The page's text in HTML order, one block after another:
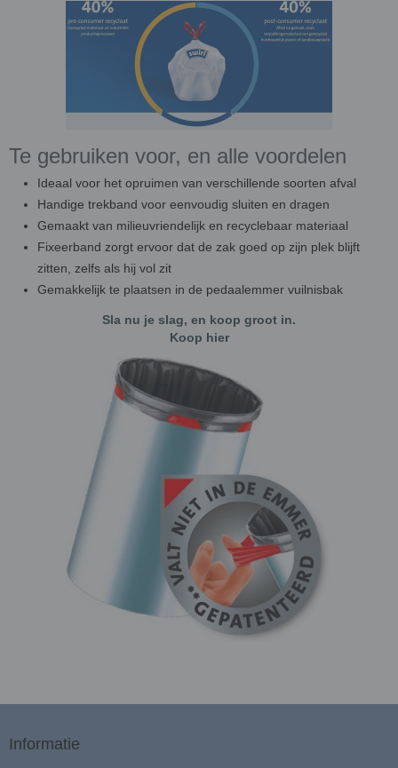
Te gebruiken voor, en alle voordelen
Ideaal voor het opruimen van verschillende soorten afval
Handige trekband voor eenvoudig sluiten en dragen
Gemaakt van milieuvriendelijk en recyclebaar materiaal
Fixeerband zorgt ervoor dat de zak goed op zijn plek blijft
zitten, zelfs als hij vol zit
Gemakkelijk te plaatsen in de pedaalemmer vuilnisbak
Sla nu je slag, en koop groot in.
Koop hier
Informatie